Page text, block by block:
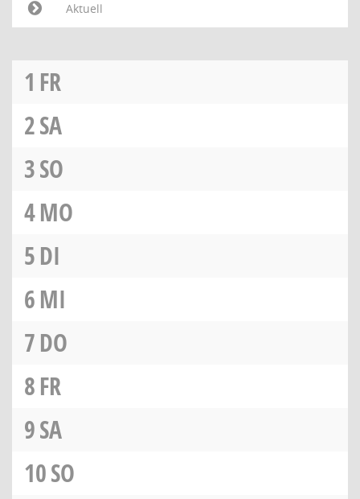
Aktuell
1 FR
2SA
3SO
4MO
5DI
6MI
7DO
8FR
9SA
10SO